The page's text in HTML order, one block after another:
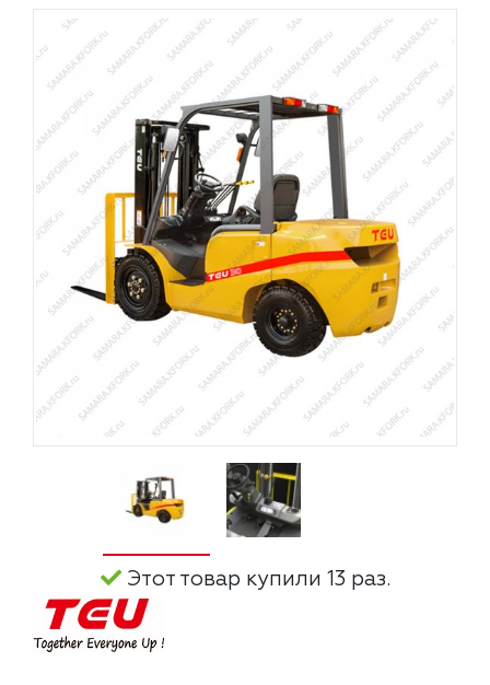
Этот товар купили 13 раз.